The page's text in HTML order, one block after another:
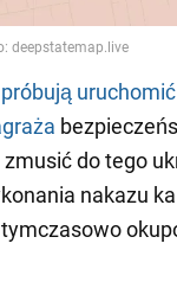
próbują
do tego
nakazu
tymczasowo